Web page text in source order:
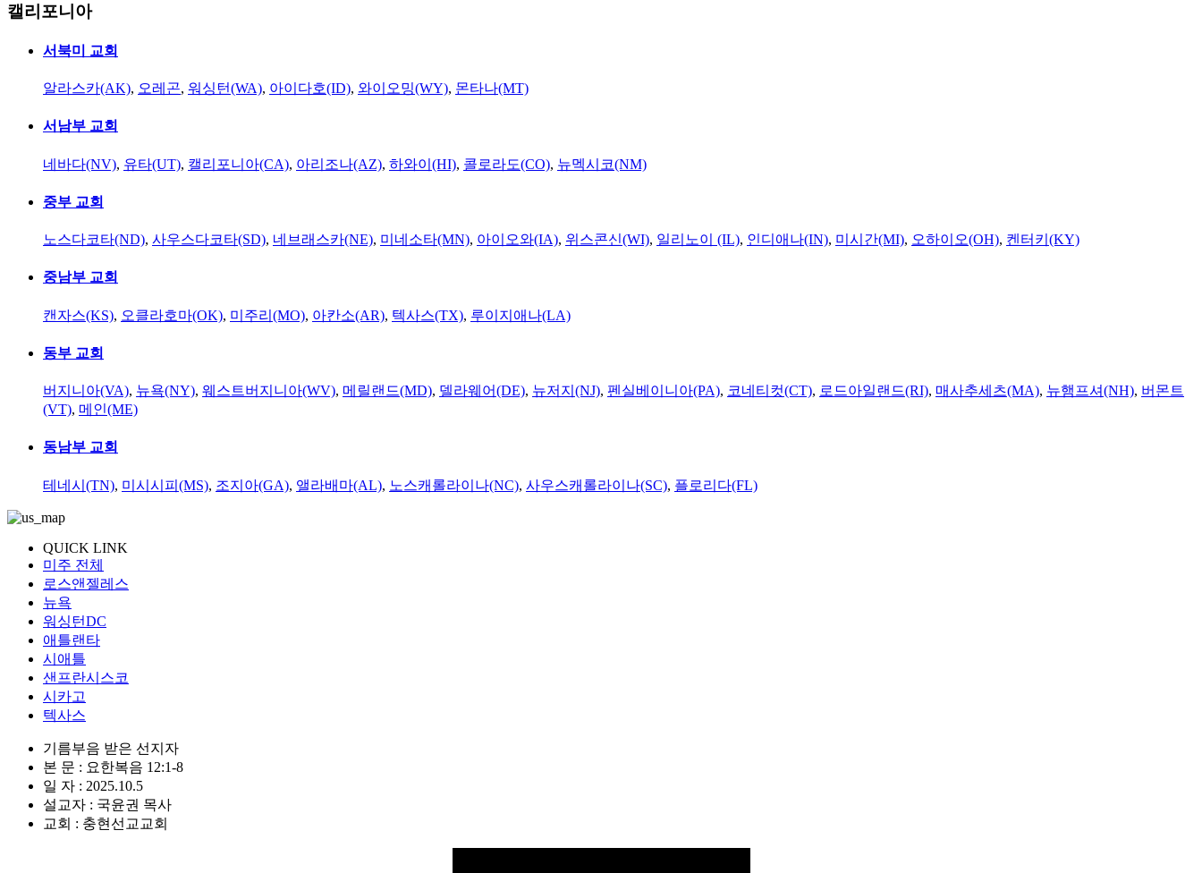
캘리포니아
서북미 교회
알라스카(AK), 오레곤, 워싱턴(WA), 아이다호(ID), 와이오밍(WY), 몬타나(MT)
서남부 교회
네바다(NV), 유타(UT), 캘리포니아(CA), 아리조나(AZ), 하와이(HI), 콜로라도(CO), 뉴멕시코(NM)
중부 교회
노스다코타(ND), 사우스다코타(SD), 네브래스카(NE), 미네소타(MN), 아이오와(IA), 위스콘신(WI), 일리노이 (IL), 인디애나(IN), 미시간(MI), 오하이오(OH), 켄터키(KY)
중남부 교회
캔자스(KS), 오클라호마(OK), 미주리(MO), 아칸소(AR), 텍사스(TX), 루이지애나(LA)
동부 교회
버지니아(VA), 뉴욕(NY), 웨스트버지니아(WV), 메릴랜드(MD), 델라웨어(DE), 뉴저지(NJ), 펜실베이니아(PA), 코네티컷(CT), 로드아일랜드(RI), 매사추세츠(MA), 뉴햄프셔(NH), 버몬트
(VT), 메인(ME)
동남부 교회
테네시(TN), 미시시피(MS), 조지아(GA), 앨라배마(AL), 노스캐롤라이나(NC), 사우스캐롤라이나(SC), 플로리다(FL)
QUICK LINK
미주 전체
로스앤젤레스
뉴욕
워싱턴DC
애틀랜타
시애틀
샌프란시스코
시카고
텍사스
기름부음 받은 선지자
본 문 : 요한복음 12:1-8
일 자 : 2025.10.5
설교자 : 국윤권 목사
교회 : 충현선교교회